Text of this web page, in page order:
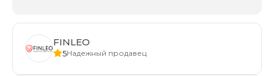
FINLEO
5Надежный продавец